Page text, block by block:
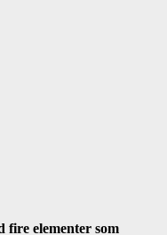
fire elementer som